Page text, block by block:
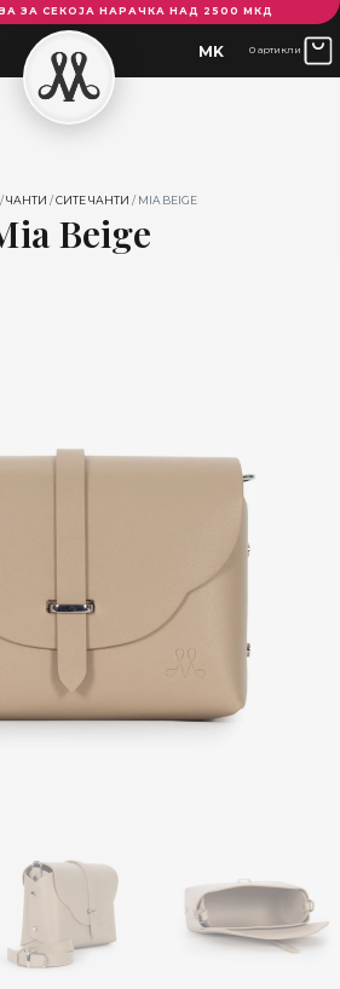
ЗА СЕКОЈА НАРАЧКА НАД 2500 МКД
MK 0 артикли
/ЧАНТИ /СИТЕ ЧАНТИ / MIA BEIGE
Beige